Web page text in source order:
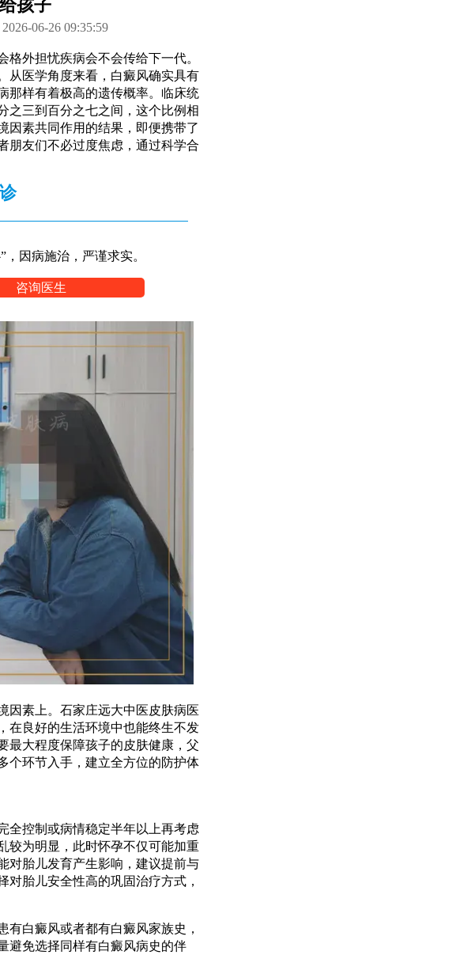
孩子
06-26 09:35:59
外担忧疾病会不会传给下一代。
从医学角度来看，白癜风确实具有
那样有着极高的遗传概率。临床统
之三到百分之七之间，这个比例相
因素共同作用的结果，即便携带了
朋友们不必过度焦虑，通过科学合
，因病施治，严谨求实。
咨询医生
因素上。石家庄远大中医皮肤病医
在良好的生活环境中也能终生不发
最大程度保障孩子的皮肤健康，父
个环节入手，建立全方位的防护体
全控制或病情稳定半年以上再考虑
较为明显，此时怀孕不仅可能加重
对胎儿发育产生影响，建议提前与
胎儿安全性高的巩固治疗方式，
白癜风或者都有白癜风家族史，
避免选择同样有白癜风病史的伴